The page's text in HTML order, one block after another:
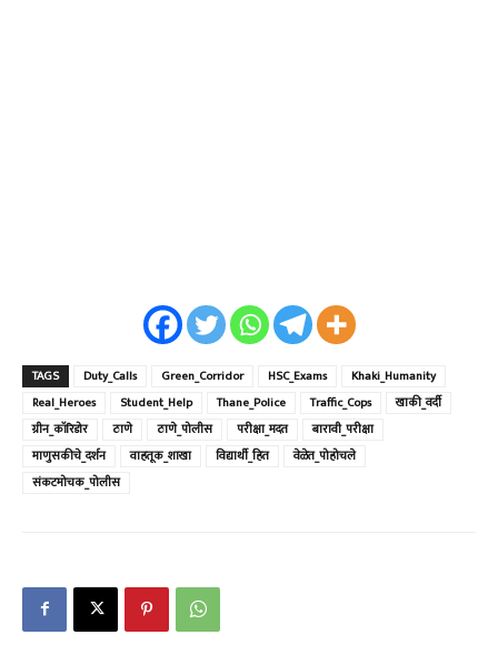
TAGS Duty_Calls Green_Corridor HSC_Exams
Khaki_Humanity
Real_Heroes
Student_Help Thane_Police Traffic_Cops
खाकी_वर्दी
ग्रीन_कॉरिडोर
ठाणे ठाणे_पोलीस परीक्षा_मदत
बारावी_परीक्षा
माणुसकीचे_दर्शन
वाहतूक_शाखा विद्यार्थी_हित
वेळेत_पोहोचले
संकटमोचक_पोलीस